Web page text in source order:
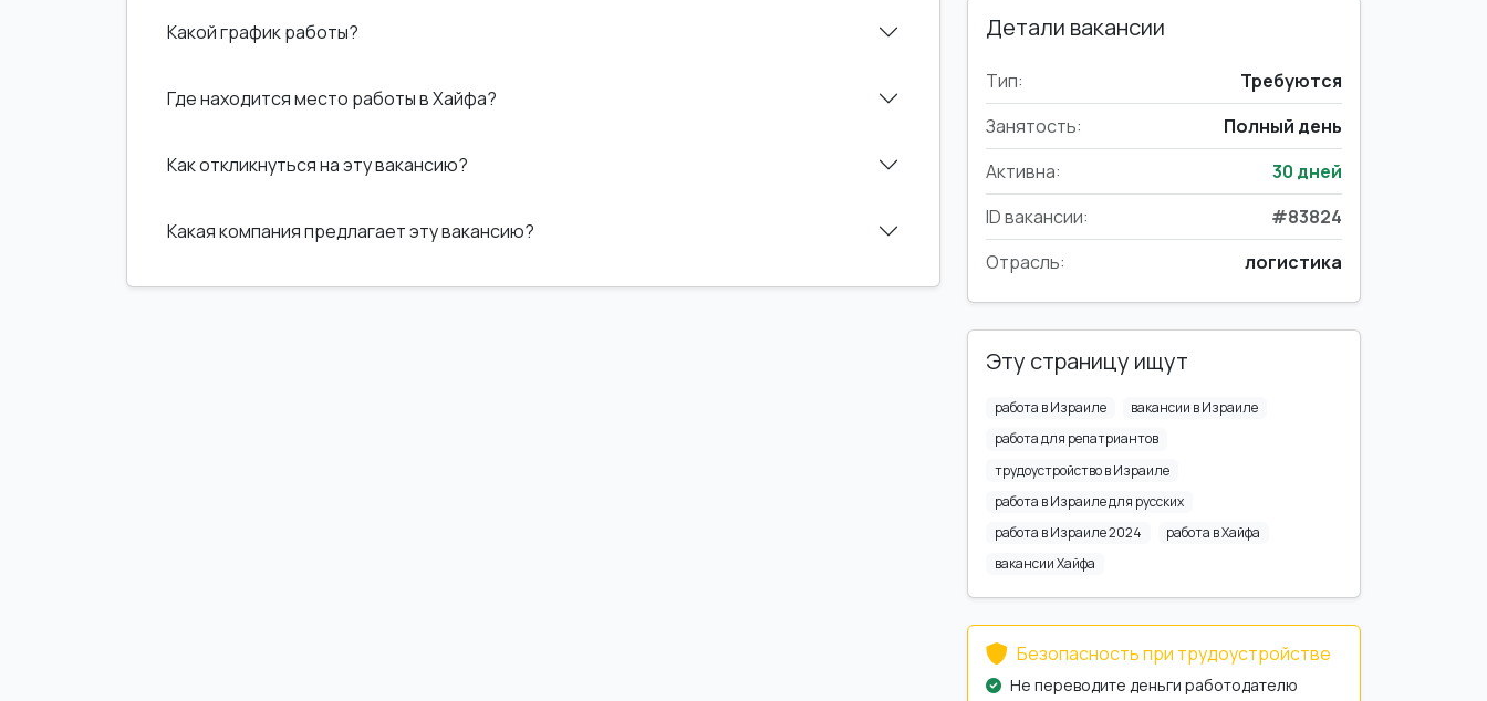
Какой график работы?
Где находится место работы в Хайфа?
Как откликнуться на эту вакансию?
Какая компания предлагает эту вакансию?
Детали вакансии
Тип:
Требуются
Занятость:
Полный день
Активна:
30 дней
ID вакансии:
#83824
Отрасль:
логистика
Эту страницу ищут
работа в Израиле
вакансии в Израиле
работа для репатриантов
трудоустройство в Израиле
работа в Израиле для русских
работа в Израиле 2024
работа в Хайфа
вакансии Хайфа
Безопасность при трудоустройстве
Не переводите деньги работодателю